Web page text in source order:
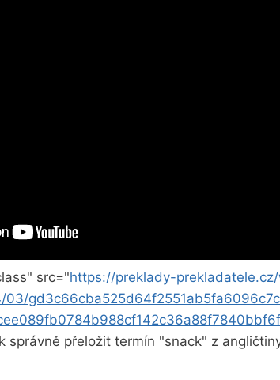
src="https://preklady-
03/
správně přeložit termín "snack" z